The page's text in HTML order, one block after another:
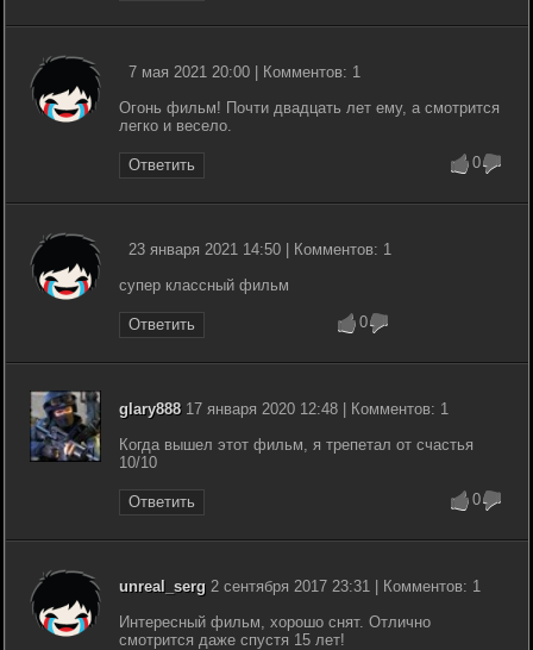
7 мая 2021 20:00 | Комментов: 1
Огонь фильм! Почти двадцать лет ему, а смотрится
легко и весело.
Ответить 0
23 января 2021 14:50 | Комментов: 1
супер классный фильм
Ответить 0
glary88817 января 2020 12:48 | Комментов: 1
Когда вышел этот фильм, я трепетал от счастья
10/10
Ответить 0
unreal_serg 2 сентября 2017 23:31 | Комментов: 1
Интересный фильм, хорошо снят. Отлично
смотрится даже спустя 15 лет!